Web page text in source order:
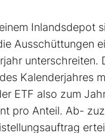
Inlandsdepot
Ausschüttungen
unterschreiten.
Kalenderjahres
ETF also zum
pro Anteil. Ab-